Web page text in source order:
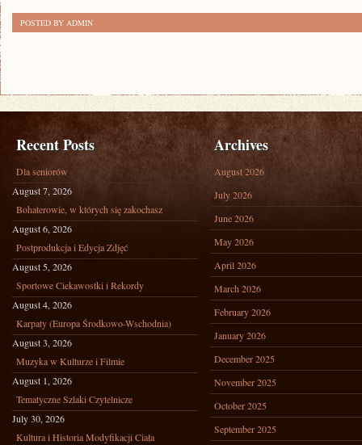
POSTED BY ADMIN
Recent Posts
Dla seniorów
August 7, 2026
Bohaterowie, w których się zakochasz
August 6, 2026
Postprodukcja i Edycja Zdjęć
August 5, 2026
Sportowe Ciekawostki i Rekordy
August 4, 2026
Karpaty (Europa Środkowo-Wschodnia)
August 3, 2026
Muzyka w Kulturze i Filmie
August 1, 2026
Tematyczne Szlaki Czytelnicze
July 30, 2026
Kultura i Historia Modyfikacji Ciała
Archives
August 2026
July 2026
June 2026
May 2026
April 2026
March 2026
February 2026
January 2026
December 2025
November 2025
October 2025
September 2025